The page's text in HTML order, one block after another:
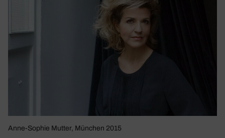
Anne-Sophie Mutter, München 2015